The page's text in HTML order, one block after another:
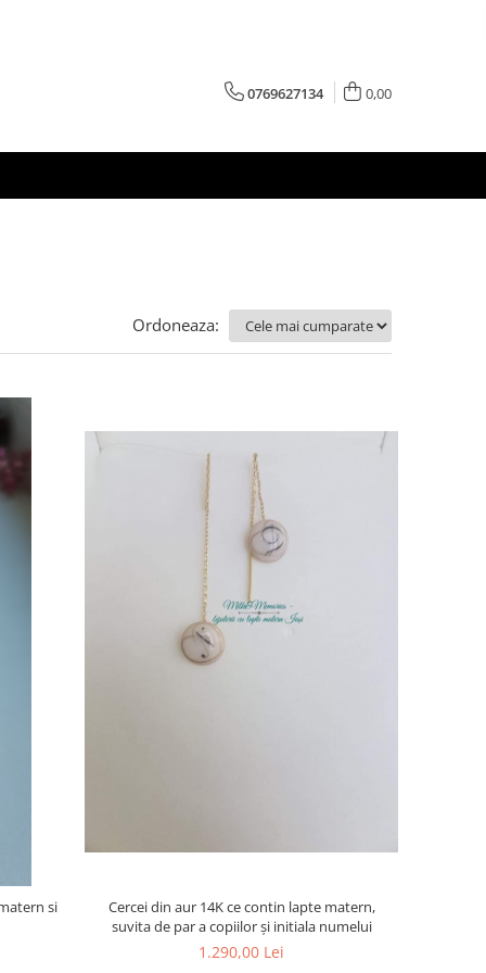
0769627134 0,00
Ordoneaza:
si
Cercei din aur 14K ce contin lapte matern,
suvita de par a copiilor și initiala numelui
1.290,00 Lei